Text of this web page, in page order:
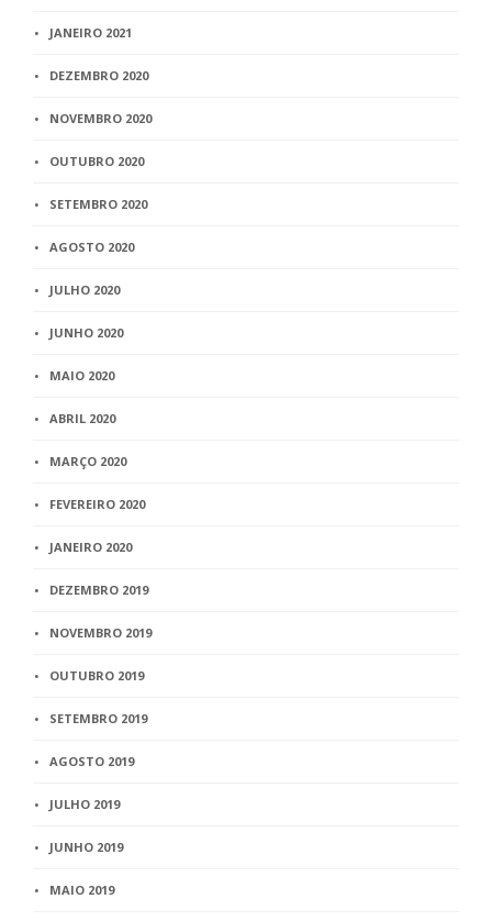
JANEIRO 2021
DEZEMBRO 2020
NOVEMBRO 2020
OUTUBRO 2020
SETEMBRO 2020
AGOSTO 2020
JULHO 2020
JUNHO 2020
MAIO 2020
ABRIL 2020
MARÇO 2020
FEVEREIRO 2020
JANEIRO 2020
DEZEMBRO 2019
NOVEMBRO 2019
OUTUBRO 2019
SETEMBRO 2019
AGOSTO 2019
JULHO 2019
JUNHO 2019
MAIO 2019